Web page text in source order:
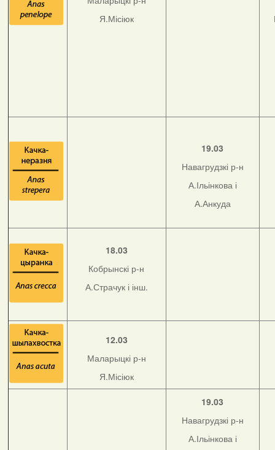
Я.Місіюк
19.03
Навагрудзкі р-н
А.Ільінкова і
А.Анкуда
18.03
Кобрынскі р-н
А.Страчук і інш.
12.03
Маларыцкі р-н
Я.Місіюк
19.03
Навагрудзкі р-н
А.Ільінкова і